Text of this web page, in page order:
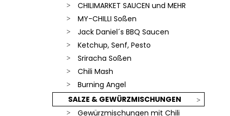
CHILIMARKET SAUCEN und MEHR
MY-CHILLI Soßen
Jack Daniel´s BBQ Saucen
Ketchup, Senf, Pesto
Sriracha Soßen
Chili Mash
Burning Angel
SALZE & GEWÜRZMISCHUNGEN
Gewürzmischungen mit Chili